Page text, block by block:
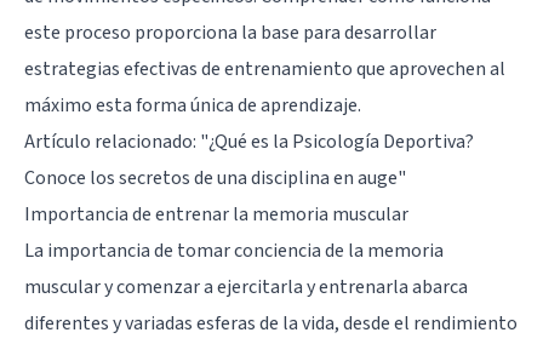
este proceso proporciona la base para desarrollar
estrategias efectivas de entrenamiento que aprovechen al
máximo esta forma única de aprendizaje.
Artículo relacionado: "¿Qué es la Psicología Deportiva?
Conoce los secretos de una disciplina en auge"
Importancia de entrenar la memoria muscular
La importancia de tomar conciencia de la memoria
muscular y comenzar a ejercitarla y entrenarla abarca
diferentes y variadas esferas de la vida, desde el rendimiento